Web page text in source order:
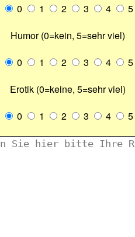
0
1 2 3 4
5
Humor (0=kein, 5=sehr viel)
0
1 2 3 4
5
Erotik (0=keine, 5=sehr viel)
0
1 2 3 4 5